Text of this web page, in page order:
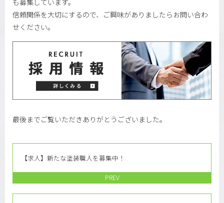
も募集しています。
信頼関係を大切にするので、ご興味がありましたらお問い合わ
せください。
最後までご覧いただきありがとうございました。
【求人】新たな塗装職人を募集中！
PREV